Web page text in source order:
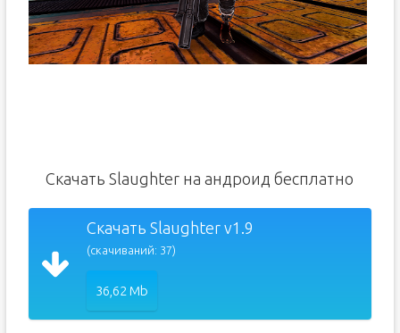
Скачать Slaughter на андроид бесплатно
Скачать Slaughter v1.9
(скачиваний: 37)
36,62 Mb